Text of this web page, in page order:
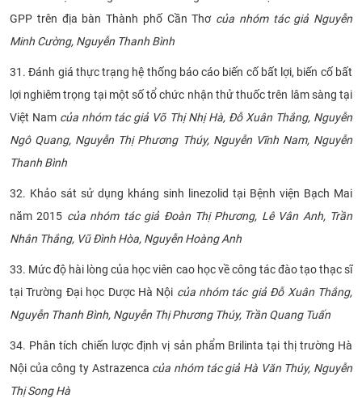
GPP trên địa bàn Thành phố Cần Thơ của nhóm tác giả Nguyễn
Minh Cường, Nguyễn Thanh Bình
31. Đánh giá thực trạng hệ thống báo cáo biến cố bất lợi, biến cố bất
lợi nghiêm trọng tại một số tổ chức nhận thử thuốc trên lâm sàng tại
Việt Nam của nhóm tác giả Võ Thị Nhị Hà, Đỗ Xuân Thắng, Nguyễn
Ngô Quang, Nguyễn Thị Phương Thúy, Nguyễn Vĩnh Nam, Nguyễn
Thanh Bình
32. Khảo sát sử dụng kháng sinh linezolid tại Bệnh viện Bạch Mai
năm 2015 của nhóm tác giả Đoàn Thị Phương, Lê Vân Anh, Trần
Nhân Thắng, Vũ Đình Hòa, Nguyễn Hoàng Anh
33. Mức độ hài lòng của học viên cao học về công tác đào tạo thạc sĩ
tại Trường Đại học Dược Hà Nội của nhóm tác giả Đỗ Xuân Thắng,
Nguyễn Thanh Bình, Nguyễn Thị Phương Thúy, Trần Quang Tuấn
34. Phân tích chiến lược định vị sản phẩm Brilinta tại thị trường Hà
Nội của công ty Astrazenca của nhóm tác giả Hà Văn Thúy, Nguyễn
Thị Song Hà